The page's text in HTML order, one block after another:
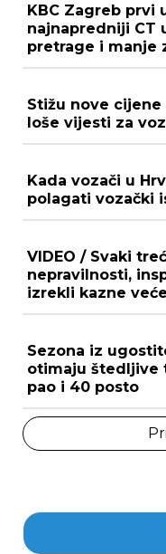
KBC Zagreb prvi
najnapredniji CT
pretrage i manje
Stižu nove
loše vijesti za
Kada vozači u
polagati vozački
VIDEO / Svaki
nepravilnosti,
izrekli kazne
Sezona iz
otimaju štedljive
pao i 40 posto